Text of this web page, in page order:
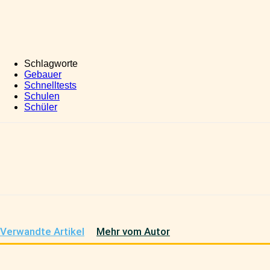
Schlagworte
Gebauer
Schnelltests
Schulen
Schüler
Verwandte Artikel Mehr vom Autor